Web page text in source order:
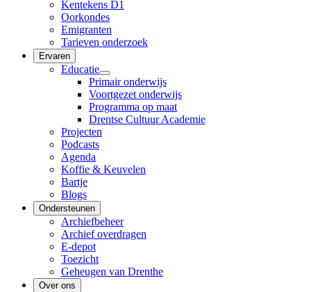
Kentekens D1
Oorkondes
Emigranten
Tarieven onderzoek
Ervaren
Educatie
Primair onderwijs
Voortgezet onderwijs
Programma op maat
Drentse Cultuur Academie
Projecten
Podcasts
Agenda
Koffie & Keuvelen
Bartje
Blogs
Ondersteunen
Archiefbeheer
Archief overdragen
E-depot
Toezicht
Geheugen van Drenthe
Over ons